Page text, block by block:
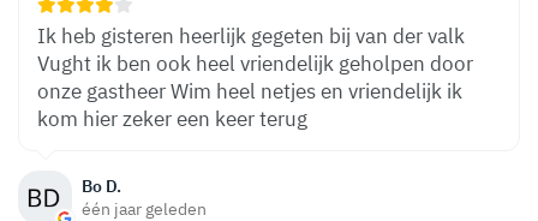
Bo D.
één jaar geleden
Ik heb gisteren heerlijk gegeten bij van der valk
Vught ik ben ook heel vriendelijk geholpen door
onze gastheer Wim heel netjes en vriendelijk ik
kom hier zeker een keer terug